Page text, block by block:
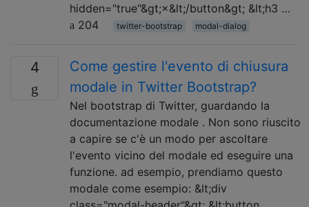
hidden="true"&gt;×&lt;/button&gt; &lt;h3 …
204
twitter-bootstrap modal-dialog
4
Come gestire l'evento di chiusura
modale in Twitter Bootstrap?
Nel bootstrap di Twitter, guardando la
documentazione modale . Non sono riuscito
a capire se c'è un modo per ascoltare
l'evento vicino del modale ed eseguire una
funzione. ad esempio, prendiamo questo
modale come esempio: &lt;div